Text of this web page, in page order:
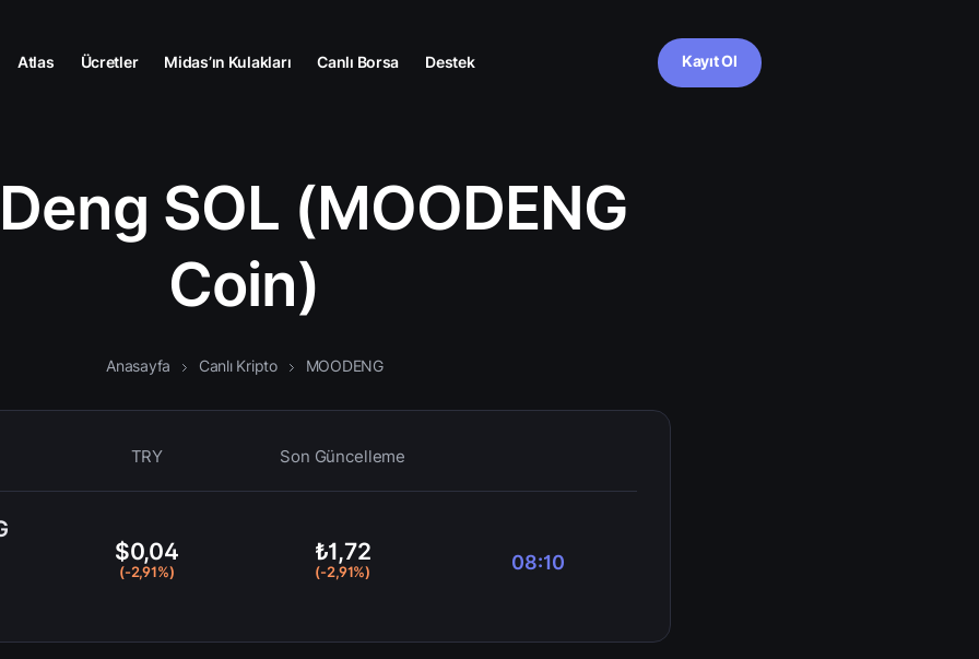
Atlas Ücretler Midas’ın Kulakları Canlı Borsa Destek Kayıt Ol
SOL (MOODENG
Coin)
Anasayfa Canlı Kripto MOODENG
TRY Son Güncelleme
$0,04
(-2,91%)
₺1,72
(-2,91%) 08:10